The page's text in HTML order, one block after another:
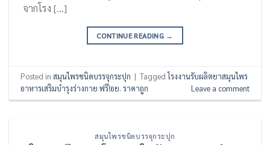
จากโรง […]
CONTINUE READING →
Posted inสมุนไพรชนิดบรรจุกระปุก | Taggedโรงงานรับผลิตยาสมุนไพร
อาหารเสริมบำรุงร่างกาย ฟรี!อย. ราคาถูก
Leave a comment
สมุนไพรชนิดบรรจุกระปุก